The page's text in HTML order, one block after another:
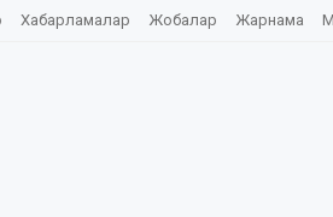
Хабарламалар Жобалар Жарнама